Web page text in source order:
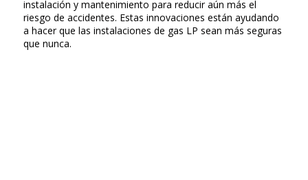
instalación y mantenimiento para reducir aún más el
riesgo de accidentes. Estas innovaciones están ayudando
a hacer que las instalaciones de gas LP sean más seguras
que nunca.